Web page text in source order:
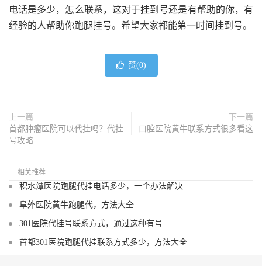
电话是多少，怎么联系，这对于挂到号还是有帮助的你，有
经验的人帮助你跑腿挂号。希望大家都能第一时间挂到号。
赞(0)
上一篇
首都肿瘤医院可以代挂吗？代挂
号攻略
下一篇
口腔医院黄牛联系方式很多看这
相关推荐
积水潭医院跑腿代挂电话多少，一个办法解决
阜外医院黄牛跑腿代，方法大全
301医院代挂号联系方式，通过这种有号
首都301医院跑腿代挂联系方式多少，方法大全